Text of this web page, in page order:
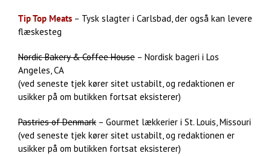
Tip Top Meats – Tysk slagter i Carlsbad, der også kan levere
flæskesteg
Nordic Bakery & Coffee House – Nordisk bageri i Los
Angeles, CA
(ved seneste tjek kører sitet ustabilt, og redaktionen er
usikker på om butikken fortsat eksisterer)
Pastries of Denmark – Gourmet lækkerier i St. Louis, Missouri
(ved seneste tjek kører sitet ustabilt, og redaktionen er
usikker på om butikken fortsat eksisterer)